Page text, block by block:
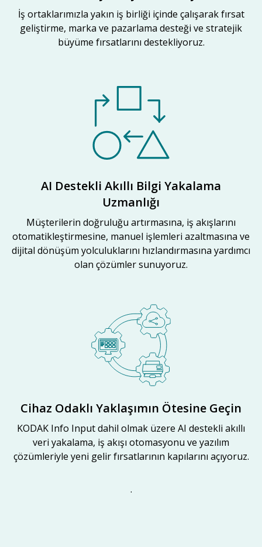
İş ortaklarımızla yakın iş birliği içinde çalışarak fırsat
geliştirme, marka ve pazarlama desteği ve stratejik
büyüme fırsatlarını destekliyoruz.
AI Destekli Akıllı Bilgi Yakalama
Uzmanlığı
Müşterilerin doğruluğu artırmasına, iş akışlarını
otomatikleştirmesine, manuel işlemleri azaltmasına ve
dijital dönüşüm yolculuklarını hızlandırmasına yardımcı
olan çözümler sunuyoruz.
Cihaz Odaklı Yaklaşımın Ötesine Geçin
KODAK Info Input dahil olmak üzere AI destekli akıllı
veri yakalama, iş akışı otomasyonu ve yazılım
çözümleriyle yeni gelir fırsatlarının kapılarını açıyoruz.
.